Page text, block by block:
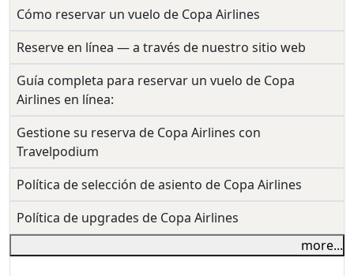
Cómo reservar un vuelo de Copa Airlines
Reserve en línea — a través de nuestro sitio web
Guía completa para reservar un vuelo de Copa
Airlines en línea:
Gestione su reserva de Copa Airlines con
Travelpodium
Política de selección de asiento de Copa Airlines
Política de upgrades de Copa Airlines
more...